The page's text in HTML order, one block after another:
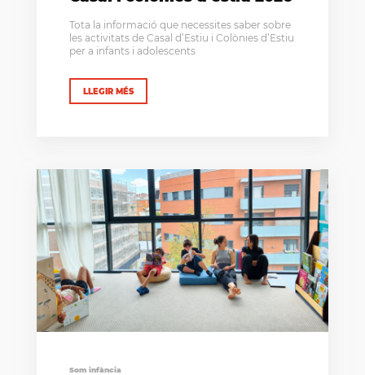
Tota la informació que necessites saber sobre
les activitats de Casal d’Estiu i Colònies d’Estiu
per a infants i adolescents
LLEGIR MÉS
Som infància